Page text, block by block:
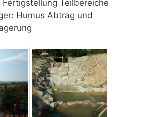
Fertigstellung Teilbereiche
Humus Abtrag und